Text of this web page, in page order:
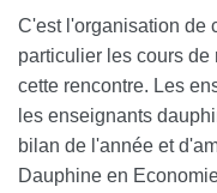
C'est l'organisation de
particulier les cours de
cette rencontre. Les
les enseignants
bilan de l'année et
Dauphine en